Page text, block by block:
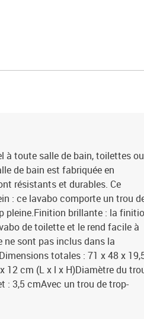
à toute salle de bain, toilettes ou
de bain est fabriquée en
résistants et durables. Ce
: ce lavabo comporte un trou
pleine.Finition brillante : la
de toilette et le rend facile à
ne sont pas inclus dans la
totales : 71 x 48 x
12 cm (L x l x H)Diamètre du
: 3,5 cmAvec un trou de trop-